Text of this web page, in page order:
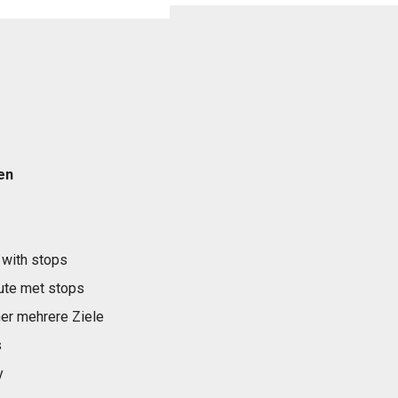
stops
met stops
mehrere Ziele